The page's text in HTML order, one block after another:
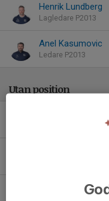
Henrik Lundberg
Lagledare P2013
Anel Kasumovic
Ledare P2013
Utan position